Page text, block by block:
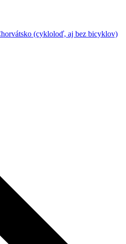
(cykloloď, aj bez bicyklov)